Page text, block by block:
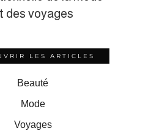
des voyages
LES ARTICLES
Beauté
Mode
Voyages